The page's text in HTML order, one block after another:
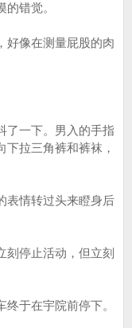
错觉。
像在测量屁股的肉
一下。男入的手指
拉三角裤和裤袜，
情转过头来瞪身后
停止活动，但立刻
于在宇院前停下。